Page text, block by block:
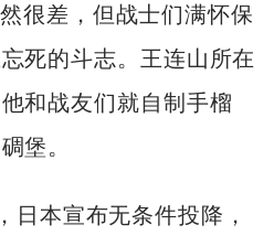
很差，但战士们满怀保
死的斗志。王连山所在
和战友们就自制手榴
堡。
日本宣布无条件投降，